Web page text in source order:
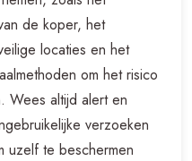
de koper, het
locaties en het
om het risico
Wees altijd alert en
verzoeken
uzelf te beschermen